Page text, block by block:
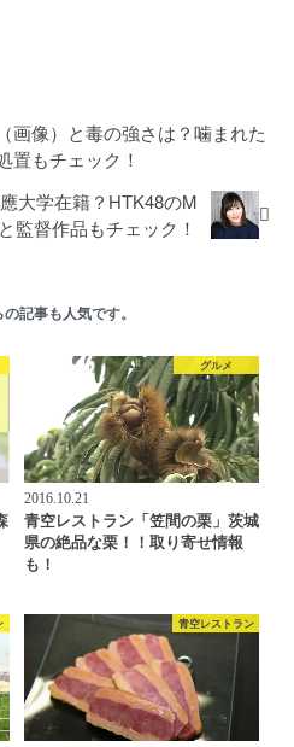
画像）と毒の強さは？噛まれた
置もチェック！
大学在籍？HTK48のM
監督作品もチェック！
記事も人気です。
グルメ
2016.10.21
青空レストラン「笠間の栗」茨城
県の絶品な栗！！取り寄せ情報
も！
青空レストラン